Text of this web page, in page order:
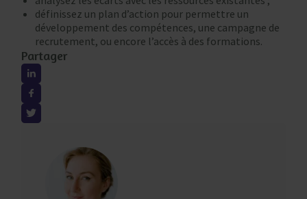
définissez un plan d’action pour permettre un
développement des compétences, une campagne de
recrutement, ou encore l’accès à des formations.
Partager